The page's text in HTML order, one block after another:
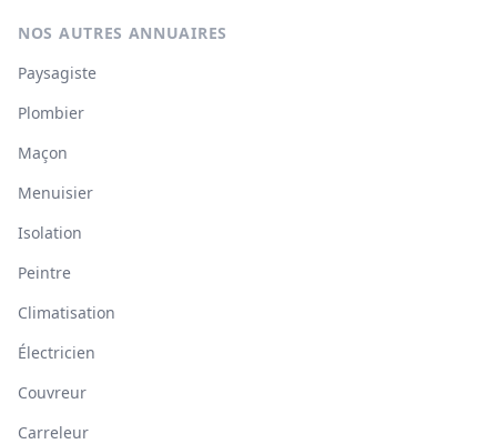
NOS AUTRES ANNUAIRES
Paysagiste
Plombier
Maçon
Menuisier
Isolation
Peintre
Climatisation
Électricien
Couvreur
Carreleur